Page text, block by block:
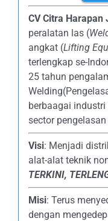
CV Citra Harapan
peralatan las (
angkat (Lifting
terlengkap se-
25 tahun
berbaagai
sector
Visi: Menjadi
alat-alat teknik
TERKINI,
Misi: Terus
dengan